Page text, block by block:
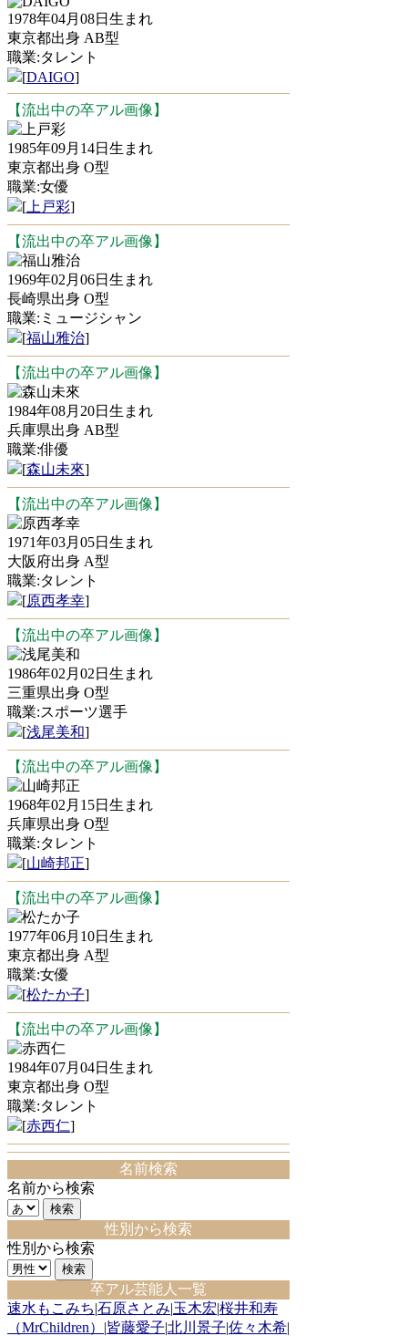
1978年04月08日生まれ
東京都出身 AB型
職業:タレント
[DAIGO]
【流出中の卒アル画像】
上戸彩
1985年09月14日生まれ
東京都出身 O型
職業:女優
[ 上戸彩]
【流出中の卒アル画像】
福山雅治
1969年02月06日生まれ
長崎県出身 O型
職業:ミュージシャン
[福山雅治]
【流出中の卒アル画像】
森山未來
1984年08月20日生まれ
兵庫県出身 AB型
職業:俳優
[森山未來]
【流出中の卒アル画像】
原西孝幸
1971年03月05日生まれ
大阪府出身 A型
職業:タレント
[原西孝幸]
【流出中の卒アル画像】
浅尾美和
1986年02月02日生まれ
三重県出身 O型
職業:スポーツ選手
[浅尾美和]
【流出中の卒アル画像】
山崎邦正
1968年02月15日生まれ
兵庫県出身 O型
職業:タレント
[山崎邦正]
【流出中の卒アル画像】
松たか子
1977年06月10日生まれ
東京都出身 A型
職業:女優
[松たか子]
【流出中の卒アル画像】
赤西仁
1984年07月04日生まれ
東京都出身 O型
職業:タレント
[赤西仁]
名前検索
名前から検索
性別から検索
性別から検索
卒アル芸能人一覧
速水もこみち|石原さとみ|玉木宏|桜井和寿
（MrChildren） |皆藤愛子|北川景子|佐々木希|